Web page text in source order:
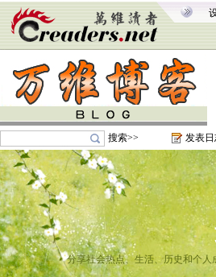
搜索>> 发表
分享社会热点、生活、历史和个